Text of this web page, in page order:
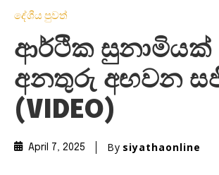
දේශීය පුවත්
ආර්ථික සුනාමියක්
අනතුරු අඟවන
(VIDEO)
April 7, 2025 By siyathaonline